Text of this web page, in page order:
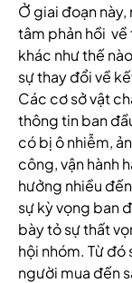
Ở giai đoạn
tâm phản hồi về
khác như thế
sự thay đổi về
Các cơ sở vật
thông tin ban
có bị ô nhiễm,
công, vận hành
hưởng nhiều
sự kỳ vọng ban
bày tỏ sự thất
hội nhóm. Từ
người mua đến